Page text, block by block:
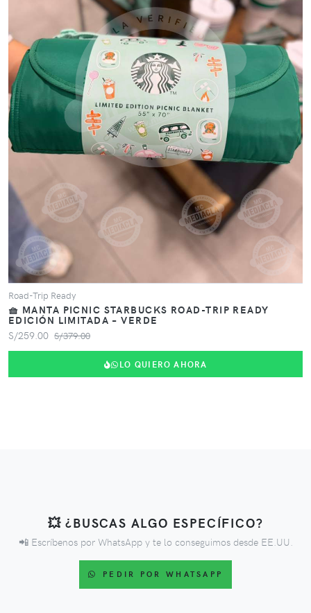
VER PRODUCTO
Road-Trip Ready
🧺 MANTA PICNIC STARBUCKS ROAD-TRIP READY
EDICIÓN LIMITADA – VERDE
S/259.00 S/379.00
LO QUIERO AHORA
💥 ¿BUSCAS ALGO ESPECÍFICO?
📲 Escríbenos por WhatsApp y te lo conseguimos desde EE.UU.
PEDIR POR WHATSAPP